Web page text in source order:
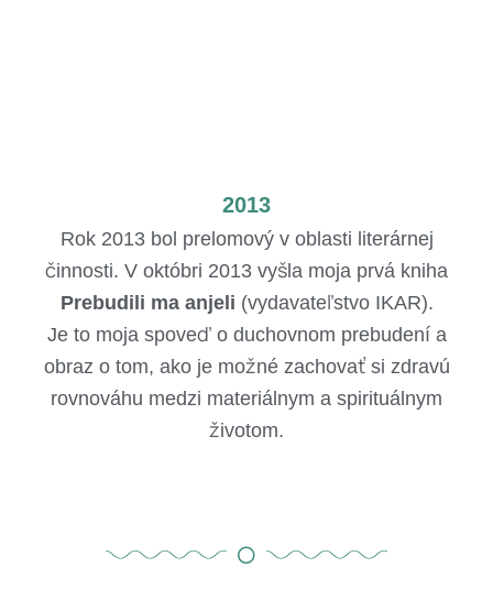
2013
Rok 2013 bol prelomový v oblasti literárnej
činnosti. V októbri 2013 vyšla moja prvá kniha
Prebudili ma anjeli (vydavateľstvo IKAR).
Je to moja spoveď o duchovnom prebudení a
obraz o tom, ako je možné zachovať si zdravú
rovnováhu medzi materiálnym a spirituálnym
životom.